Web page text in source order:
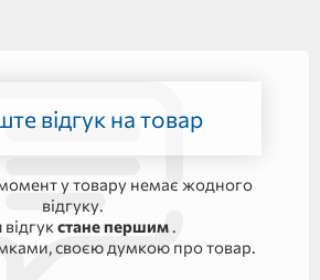
відгук на товар
у товару немає жодного
відгуку.
стане першим .
своєю думкою про товар.